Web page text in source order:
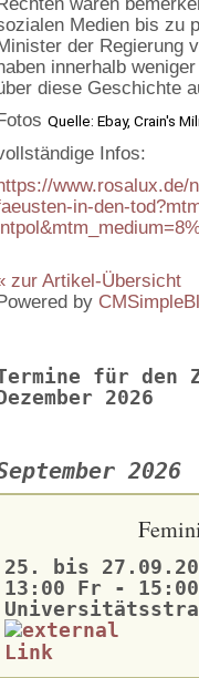
Medien bis zu
der Regierung
innerhalb
diese Geschichte
Quelle: Ebay, Crain's
Infos:
www.rosalux.de/
in-den-
zur Artikel-Übersicht
by
für den
2026
2026
25. bis
13:00 Fr - 15:00